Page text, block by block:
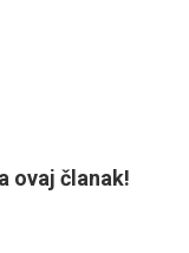
ovaj članak!